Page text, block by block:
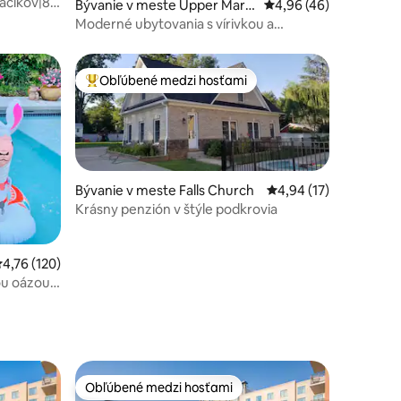
69
Bývanie v meste Upper Marlb
oro
Priemerné
4,96 (46)
Moderné ubytovania s vírivkou a
100ohodnotenie 4,76 z 5, počet hodnotení: 120
4,76 (120)
oázou s
Najobľúbenejšie medzi hosťami
Obľúbené medzi hosťami
Bývanie v meste Falls Church Priemerné
4,94 (17)
Krásny penzión v štýle podkrovia
Obľúbené medzi hosťami
Obľúbené medzi hosťami